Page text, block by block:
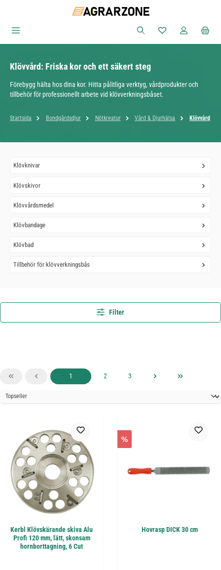
Du har 0 objekt i
Klövvård: Friska kor och ett säkert steg
Förebygg hälta hos dina kor. Hitta pålitliga verktyg, vårdprodukter och
tillbehör för professionellt arbete vid klövverkningsbåset.
Startsida Bondgårdsdjur Nötkreatur Vård & Djurhälsa Klövvård
Klövknivar
Klövskivor
Klövvårdsmedel
Klövbandage
Klövbad
Tillbehör för klövverkningsbås
Filter
Sida
1 Sida
2 Sida
3
Kerbl Klövskärande skiva Alu
Profi 120 mm, lätt, skonsam
hornborttagning, 6 Cut
%
Hovrasp DICK 30 cm